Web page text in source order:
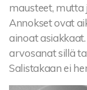
mausteet, mutta
Annokset ovat
ainoat
arvosanat sillä
Salistakaan ei